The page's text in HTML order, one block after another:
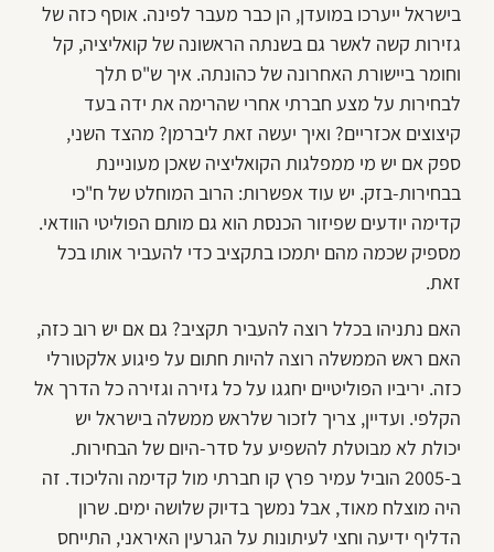
בישראל ייערכו במועדן, הן כבר מעבר לפינה. אוסף כזה של
גזירות קשה לאשר גם בשנתה הראשונה של קואליציה, קל
וחומר ביישורת האחרונה של כהונתה. איך ש"ס תלך
לבחירות על מצע חברתי אחרי שהרימה את ידה בעד
קיצוצים אכזריים? ואיך יעשה זאת ליברמן? מהצד השני,
ספק אם יש מי ממפלגות הקואליציה שאכן מעוניינת
בבחירות-בזק. יש עוד אפשרות: הרוב המוחלט של ח"כי
קדימה יודעים שפיזור הכנסת הוא גם מותם הפוליטי הוודאי.
מספיק שכמה מהם יתמכו בתקציב כדי להעביר אותו בכל
זאת.
האם נתניהו בכלל רוצה להעביר תקציב? גם אם יש רוב כזה,
האם ראש הממשלה רוצה להיות חתום על פיגוע אלקטורלי
כזה. יריביו הפוליטיים יחגגו על כל גזירה וגזירה כל הדרך אל
הקלפי. ועדיין, צריך לזכור שלראש ממשלה בישראל יש
יכולת לא מבוטלת להשפיע על סדר-היום של הבחירות.
ב-2005 הוביל עמיר פרץ קו חברתי מול קדימה והליכוד. זה
היה מוצלח מאוד, אבל נמשך בדיוק שלושה ימים. שרון
הדליף ידיעה וחצי לעיתונות על הגרעין האיראני, התייחס